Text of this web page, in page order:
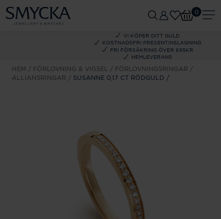
VI KÖPER DITT GULD
KOSTNADSFRI PRESENTINSLAGNING
FRI FÖRSÄKRING ÖVER 695KR
HEMLEVERANS
0
HEM FÖRLOVNING & VIGSEL
FÖRLOVNINGSRINGAR
ALLIANSRINGAR
SUSANNE 0,17 CT RÖDGULD